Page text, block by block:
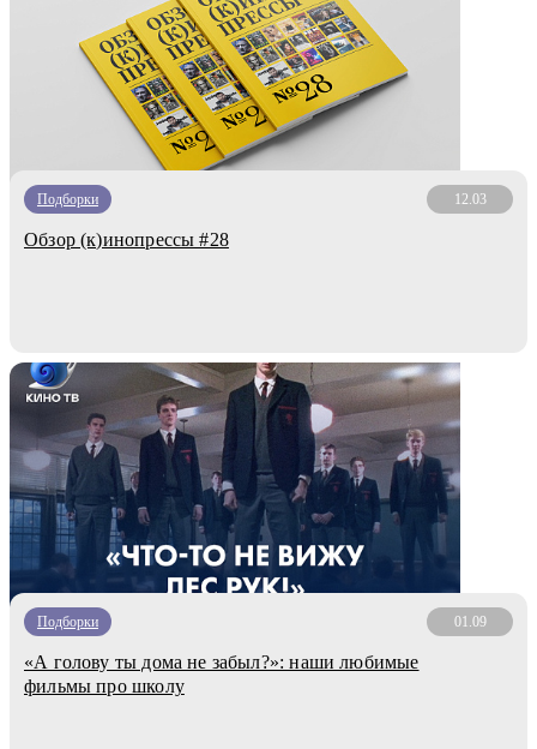
Подборки 12.03
Обзор (к)инопрессы #28
Подборки 01.09
«А голову ты дома не забыл?»: наши любимые
фильмы про школу